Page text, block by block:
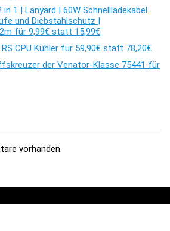
in 1 | Lanyard | 60W Schnellladekabel
und Diebstahlschutz |
für 9,99€ statt 15,99€
CPU Kühler für 59,90€ statt 78,20€
der Venator-Klasse 75441 für
vorhanden.